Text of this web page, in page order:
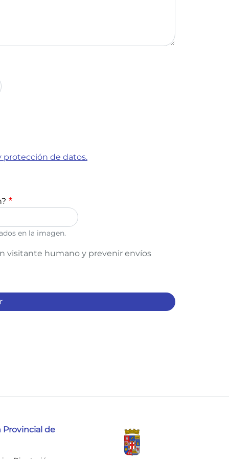
protección de datos.
en la imagen.
visitante humano y prevenir envíos
de